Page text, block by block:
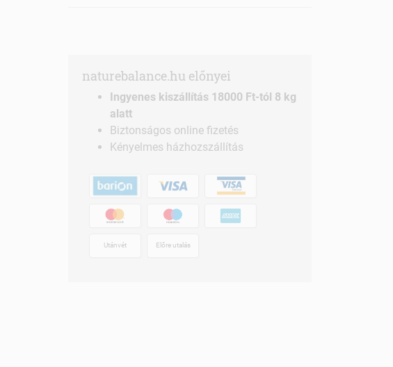
naturebalance.hu előnyei
Ingyenes kiszállítás 18000 Ft-tól 8 kg
alatt
Biztonságos online fizetés
Kényelmes házhozszállítás
Utánvét Előre utalás